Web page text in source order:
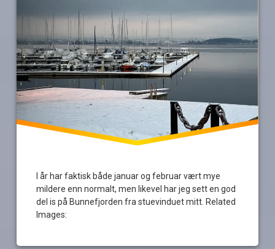
I år har faktisk både januar og februar vært mye
mildere enn normalt, men likevel har jeg sett en god
del is på Bunnefjorden fra stuevinduet mitt. Related
Images: